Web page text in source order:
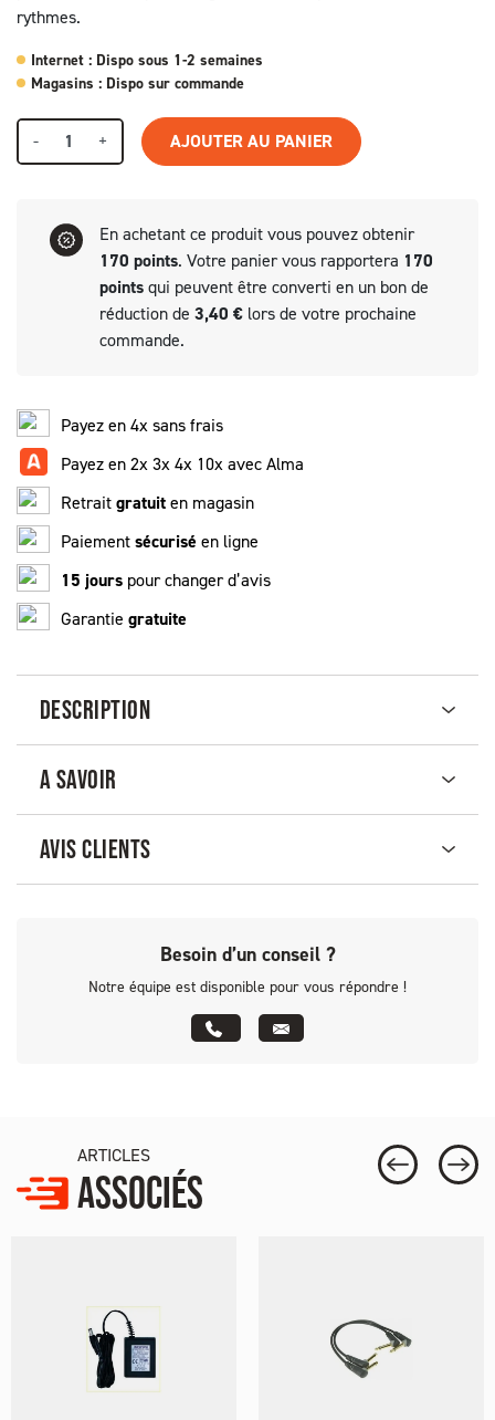
rythmes.
Internet : Dispo sous 1-2 semaines
Magasins : Dispo sur commande
- + AJOUTER AU PANIER
En achetant ce produit vous pouvez obtenir
170 points. Votre panier vous rapportera 170
pointsqui peuvent être converti en un bon de
réduction de 3,40 €lors de votre prochaine
commande.
Payez en 4x sans frais
Payez en 2x 3x 4x 10x avec Alma
Retraitgratuiten magasin
Paiementsécurisé en ligne
15 jours pour changer d’avis
Garantie gratuite
DESCRIPTION
A SAVOIR
AVIS CLIENTS
Besoin d’un conseil ?
Notre équipe est disponible pour vous répondre !
ARTICLES
ASSOCIÉS